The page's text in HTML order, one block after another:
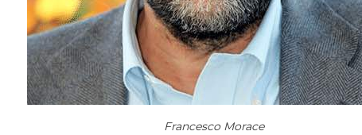
Francesco Morace